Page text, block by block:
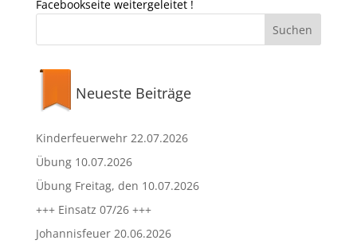
Facebookseite weitergeleitet !
Neueste Beiträge
Kinderfeuerwehr 22.07.2026
Übung 10.07.2026
Übung Freitag, den 10.07.2026
+++ Einsatz 07/26 +++
Johannisfeuer 20.06.2026